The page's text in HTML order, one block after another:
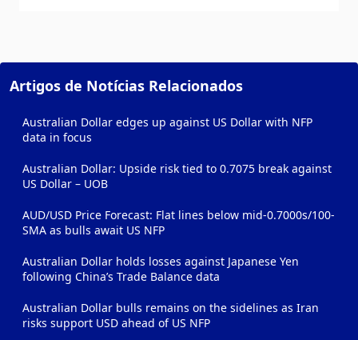
Artigos de Notícias Relacionados
Australian Dollar edges up against US Dollar with NFP
data in focus
Australian Dollar: Upside risk tied to 0.7075 break against
US Dollar – UOB
AUD/USD Price Forecast: Flat lines below mid-0.7000s/100-
SMA as bulls await US NFP
Australian Dollar holds losses against Japanese Yen
following China’s Trade Balance data
Australian Dollar bulls remains on the sidelines as Iran
risks support USD ahead of US NFP